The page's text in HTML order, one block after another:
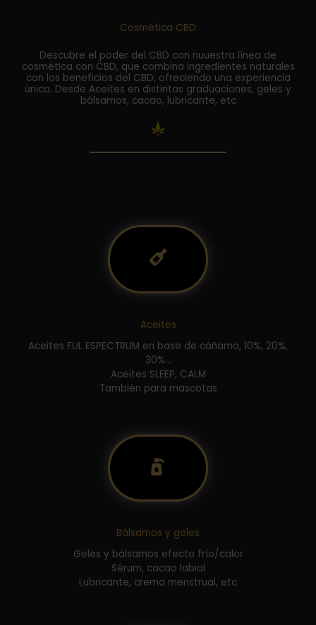
Cosmética CBD
Descubre el poder del CBD con nuuestra línea de
cosmética con CBD, que combina ingredientes naturales
con los beneficios del CBD, ofreciendo una experiencia
única. Desde Aceites en distintas graduaciones, geles y
bálsamos, cacao, lubricante, etc
Aceites
Aceites FUL ESPECTRUM en base de cáñamo, 10%, 20%,
30%...
Aceites SLEEP, CALM
También para mascotas
Bálsamos y geles
Geles y bálsamos efecto frío/calor
Sérum, cacao labial
Lubricante, crema menstrual, etc